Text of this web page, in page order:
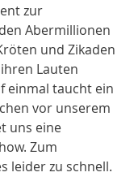
zur
Abermillionen
und Zikaden
Lauten
einmal taucht ein
vor unserem
uns eine
Zum
leider zu schnell.